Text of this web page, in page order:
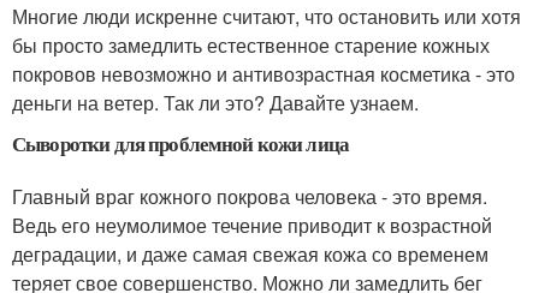
Многие люди искренне считают, что остановить или хотя
бы просто замедлить естественное старение кожных
покровов невозможно и антивозрастная косметика - это
деньги на ветер. Так ли это? Давайте узнаем.
Сыворотки для проблемной кожи лица
Главный враг кожного покрова человека - это время.
Ведь его неумолимое течение приводит к возрастной
деградации, и даже самая свежая кожа со временем
теряет свое совершенство. Можно ли замедлить бег